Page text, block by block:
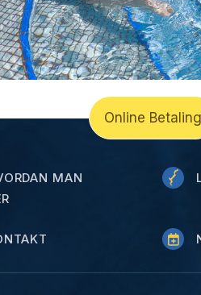
MAN
Online Betaling